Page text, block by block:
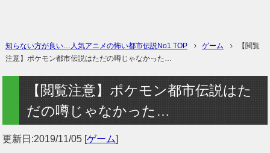
知らない方が良い…人気アニメの怖い都市伝説No1 TOP ゲーム
【閲覧
注意】ポケモン都市伝説はただの噂じゃなかった…
【閲覧注意】ポケモン都市伝説はた
だの噂じゃなかった…
更新日:2019/11/05 [ゲーム]